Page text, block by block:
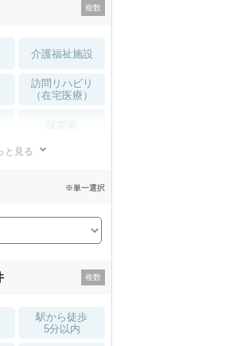
介護福祉施設
訪問リハビリ
（在宅医療）
と見る
※単一選択
駅から徒歩
5分以内